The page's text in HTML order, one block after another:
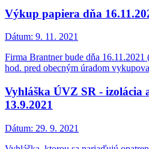
Výkup papiera dňa
Dátum: 9. 11. 2021
Firma Brantner bude dňa
hod. pred obecným úradom
Vyhláška ÚVZ SR - izolácia
13.9.2021
Dátum: 29. 9. 2021